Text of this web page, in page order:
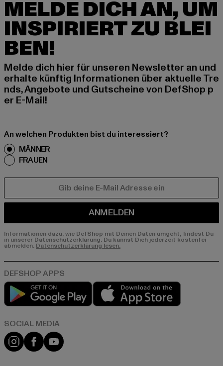
MELDE DICH AN, UM
INSPIRIERT ZU BLEI
BEN!
Melde dich hier für unseren Newsletter an und
erhalte künftig Informationen über aktuelle Tre
nds, Angebote und Gutscheine von DefShop p
er E-Mail!
An welchen Produkten bist du interessiert?
MÄNNER
FRAUEN
ANMELDEN
Informationen dazu, wie DefShop mit Deinen Daten umgeht, findest Du
in unserer Datenschutzerklärung. Du kannst Dich jederzeit kostenfei
abmelden. Datenschutzerklärung lesen.
Play market
Instagram
FacebookYouTube